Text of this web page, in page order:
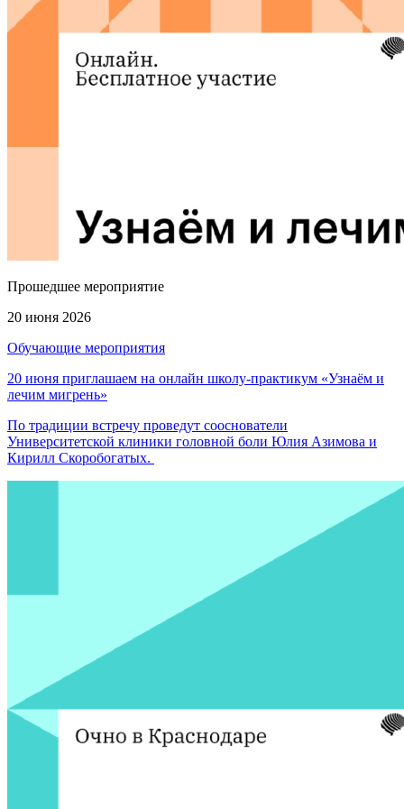
Прошедшее мероприятие
20 июня 2026
Обучающие мероприятия
20 июня приглашаем на онлайн школу-практикум «Узнаём и
лечим мигрень»
По традиции встречу проведут сооснователи
Университетской клиники головной боли Юлия Азимова и
Кирилл Скоробогатых.